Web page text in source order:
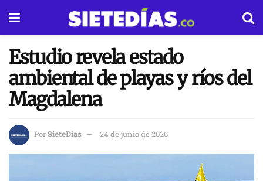
Estudio revela estado
ambiental de playas y ríos del
Magdalena
PorSieteDías 24 de junio de 2026